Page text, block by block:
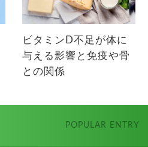
ビタミンD不足が体に
与える影響と免疫や骨
との関係
POPULAR ENTRY